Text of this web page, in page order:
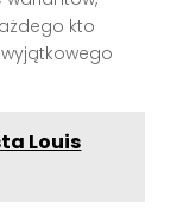
kto
Louis